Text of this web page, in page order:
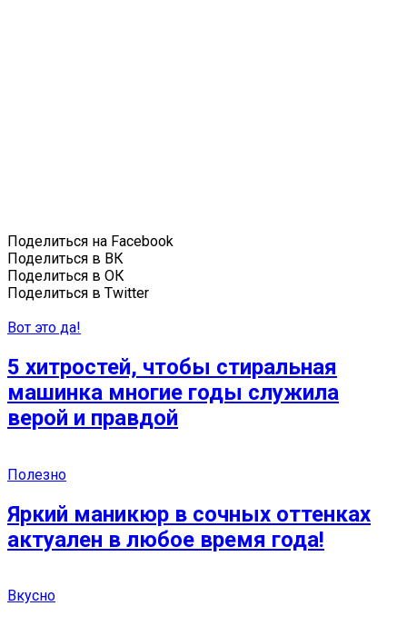
Поделиться на Facebook
Поделиться в ВК
Поделиться в ОК
Поделиться в Twitter
Вот это да!
5 хитростей, чтобы стиральная
машинка многие годы служила
верой и правдой
Полезно
Яркий маникюр в сочных оттенках
актуален в любое время года!
Вкусно